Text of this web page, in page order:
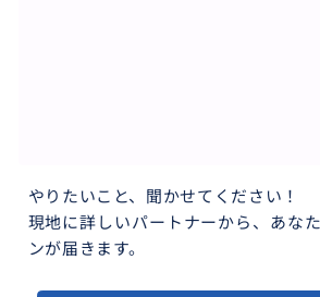
やりたいこと、聞かせてください！
現地に詳しいパートナーから、あな
ンが届きます。